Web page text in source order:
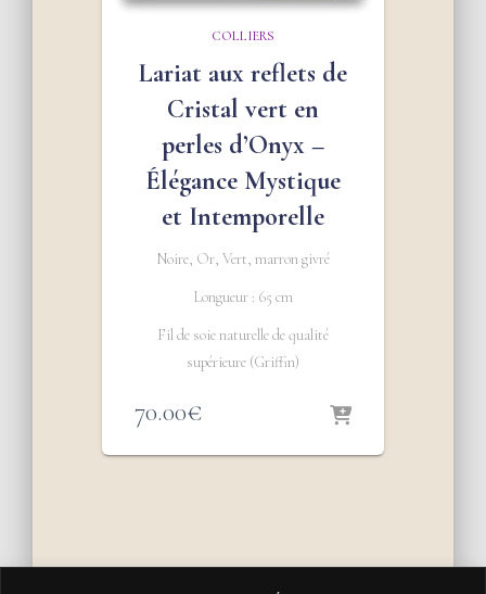
COLLIERS
Lariat aux reflets de
Cristal vert en
perles d’Onyx –
Élégance Mystique
et Intemporelle
Noire, Or, Vert, marron givré
Longueur : 65 cm
Fil de soie naturelle de qualité
supérieure (Griffin)
70.00€